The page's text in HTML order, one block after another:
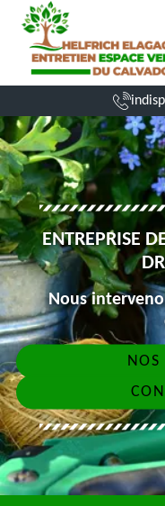
ENTREPRISE
Nous
NOS